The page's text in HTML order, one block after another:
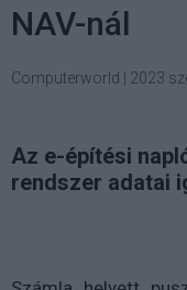
NAV-nál
Computerworld 2023
Az e-építési
rendszer adatai